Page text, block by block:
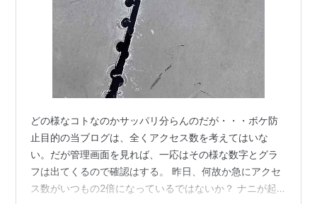
どの様なコトなのかサッパリ分らんのだが・・・ボケ防
止目的の当ブログは、全くアクセス数を考えてはいな
い。だが管理画面を見れば、一応はその様な数字とグラ
フは出てくるので確認はする。 昨日、何故か急にアクセ
ス数がいつもの2倍になっているではないか？ ナニが起